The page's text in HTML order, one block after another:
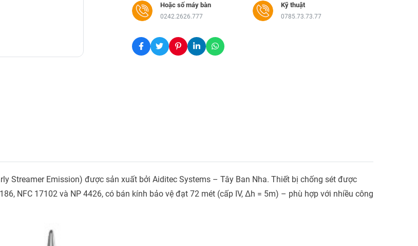
Hoặc số máy bàn
0242.2626.777
Kỹ thuật
0785.73.73.77
Streamer Emission) được sản xuất bởi Aiditec Systems – Tây Ban Nha. Thiết bị chống sét được
NFC 17102 và NP 4426, có bán kính bảo vệ đạt 72 mét (cấp IV, Δh = 5m) – phù hợp với nhiều công